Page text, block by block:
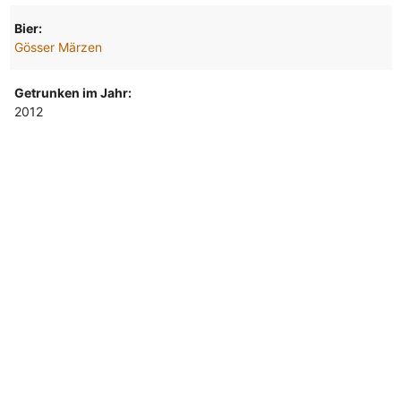
Bier:
Gösser Märzen
Getrunken im Jahr:
2012